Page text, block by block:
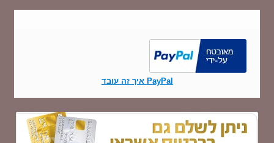
PayPal איך זה עובד